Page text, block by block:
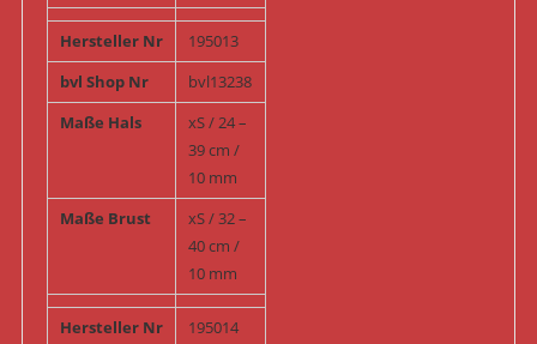
Hersteller Nr
195013
bvl Shop Nr
bvl13238
Maße Hals
xS / 24 –
39 cm /
10 mm
Maße Brust
xS / 32 –
40 cm /
10 mm
Hersteller Nr
195014